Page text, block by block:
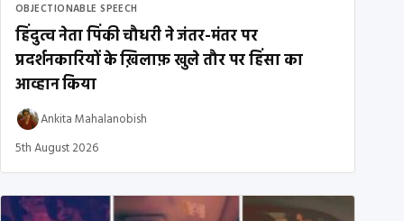
OBJECTIONABLE SPEECH
हिंदुत्व नेता पिंकी चौधरी ने जंतर-मंतर पर
प्रदर्शनकारियों के ख़िलाफ़ खुले तौर पर हिंसा का
आव्हान किया
Ankita Mahalanobish
5th August 2026